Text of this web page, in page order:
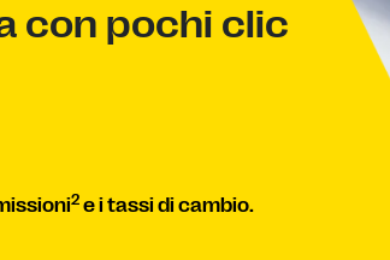
con pochi clic
2 e i tassi di cambio.